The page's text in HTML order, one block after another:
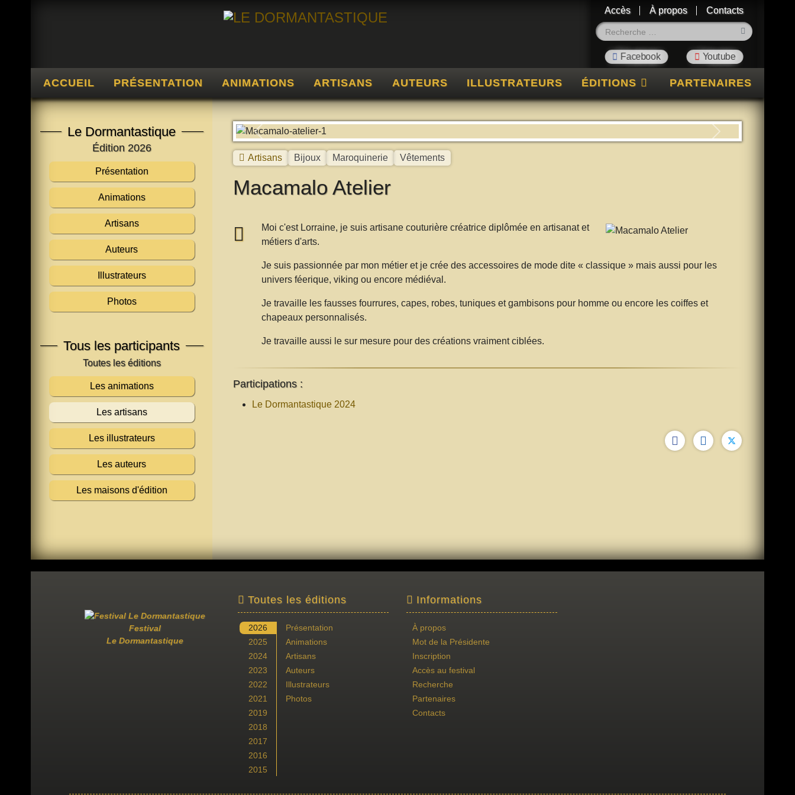
Accès À propos
Contacts
ACCUEIL PRÉSENTATION ANIMATIONS ARTISANS AUTEURS ILLUSTRATEURS ÉDITIONS PARTENAIRES
Le Dormantastique
Édition 2026
Présentation
Animations
Artisans
Auteurs
Illustrateurs
Photos
Tous les participants
Les animations
Les artisans
Les illustrateurs
Les auteurs
Les maisons d'édition
Précédent Suivant
Artisans Bijoux Maroquinerie Vêtements
Macamalo Atelier
Moi c'est Lorraine, je suis artisane couturière créatrice diplômée en artisanat et
métiers d'arts.
Je suis passionnée par mon métier et je crée des accessoires de mode dite « classique » mais aussi pour les
univers féerique, viking ou encore médiéval.
Je travaille les fausses fourrures, capes, robes, tuniques et gambisons pour homme ou encore les coiffes et
chapeaux personnalisés.
Je travaille aussi le sur mesure pour des créations vraiment ciblées.
Participations :
Le Dormantastique 2024
Festival
Le Dormantastique
Toutes les éditions
2026
2025
2024
2023
2022
2021
2019
2018
2017
2016
2015
Présentation
Animations
Artisans
Auteurs
Illustrateurs
Photos
Informations
À propos
Mot de la Présidente
Inscription
Accès au festival
Recherche
Partenaires
Contacts